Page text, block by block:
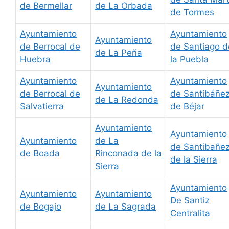
de Bermellar de La Orbada
de Tormes
Ayuntamiento
de Berrocal de
Huebra
Ayuntamiento
de La Peña
Ayuntamiento
de Santiago
la Puebla
Ayuntamiento
de Berrocal de
Salvatierra
Ayuntamiento
de La Redonda
Ayuntamiento
de
de Béjar
Ayuntamiento
de Boada
Ayuntamiento
de La
Rinconada de la
Sierra
Ayuntamiento
de
de la Sierra
Ayuntamiento
de Bogajo
Ayuntamiento
de La Sagrada
Ayuntamiento
De Santiz
Centralita